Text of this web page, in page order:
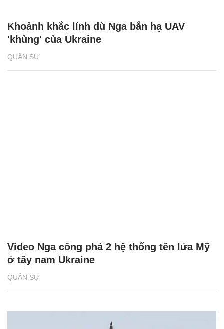
QUÂN SỰ
Khoảnh khắc lính dù Nga bắn hạ UAV
'khủng' của Ukraine
QUÂN SỰ
Video Nga công phá 2 hệ thống tên lửa Mỹ
ở tây nam Ukraine